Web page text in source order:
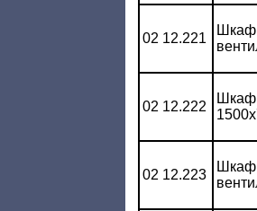
02 12.221
Шкаф
02 12.222
Шкаф
02 12.223
Шкаф